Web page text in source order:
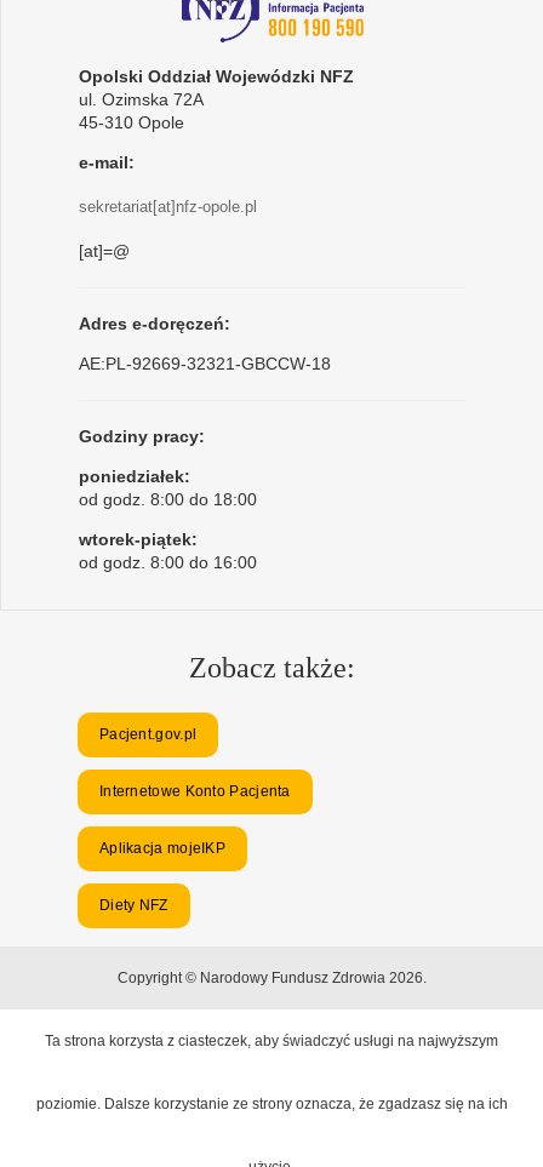
Opolski Oddział Wojewódzki NFZ
ul. Ozimska 72A
45-310 Opole
e-mail:
sekretariat[at]nfz-opole.pl
[at]=@
Adres e-doręczeń:
AE:PL-92669-32321-GBCCW-18
Godziny pracy:
poniedziałek:
od godz. 8:00 do 18:00
wtorek-piątek:
od godz. 8:00 do 16:00
Zobacz także:
Pacjent.gov.pl
Internetowe Konto Pacjenta
Aplikacja mojeIKP
Diety NFZ
Copyright © Narodowy Fundusz Zdrowia 2026.
Ta strona korzysta z ciasteczek, aby świadczyć usługi na najwyższym
poziomie. Dalsze korzystanie ze strony oznacza, że zgadzasz się na ich